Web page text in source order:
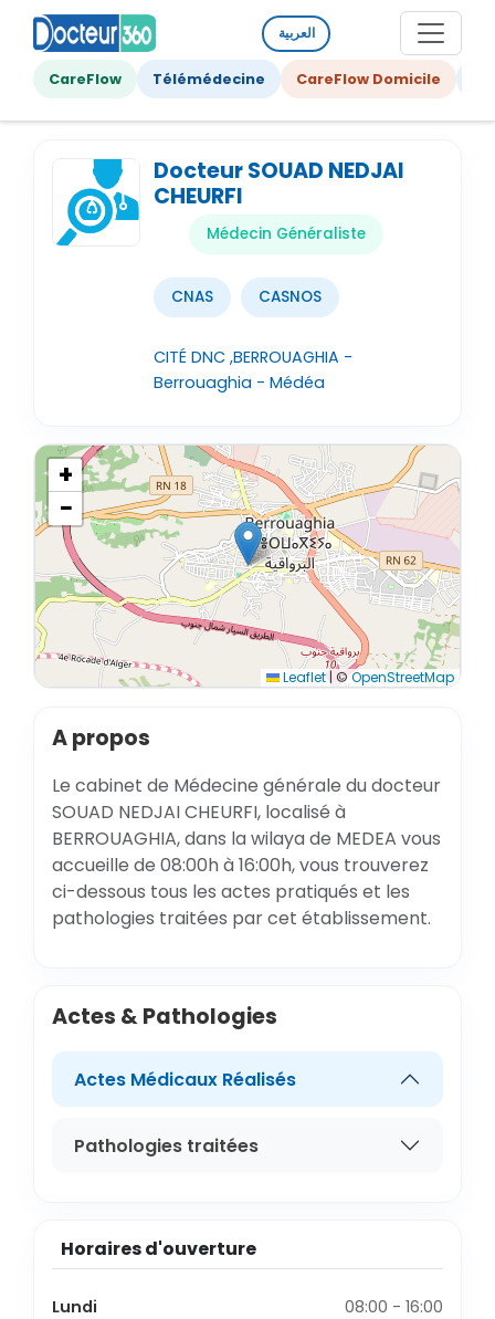
العربية
CareFlow Télémédecine CareFlow Domicile
Docteur SOUAD NEDJAI
CHEURFI
Médecin Généraliste
CNAS CASNOS
CITÉ DNC ,BERROUAGHIA -
Berrouaghia - Médéa
+
−
Leaflet | ©OpenStreetMap
A propos
Le cabinet de Médecine générale du docteur
SOUAD NEDJAI CHEURFI, localisé à
BERROUAGHIA, dans la wilaya de MEDEA vous
accueille de 08:00h à 16:00h, vous trouverez
ci-dessous tous les actes pratiqués et les
pathologies traitées par cet établissement.
Actes & Pathologies
Actes Médicaux Réalisés
Pathologies traitées
Horaires d'ouverture
Lundi
08:00 - 16:00